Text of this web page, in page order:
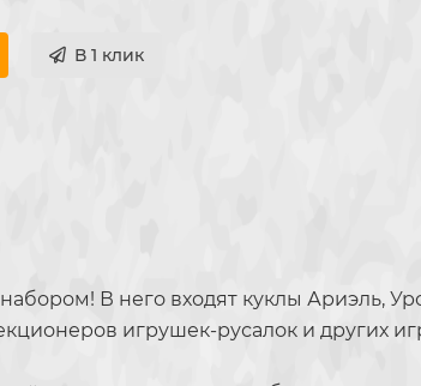
В 1 клик
В него входят куклы Ариэль,
игрушек-русалок и других